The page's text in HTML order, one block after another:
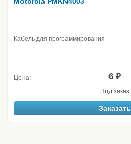
Кабель для программирования
Цена: 6 ₽
Под заказ
Заказать